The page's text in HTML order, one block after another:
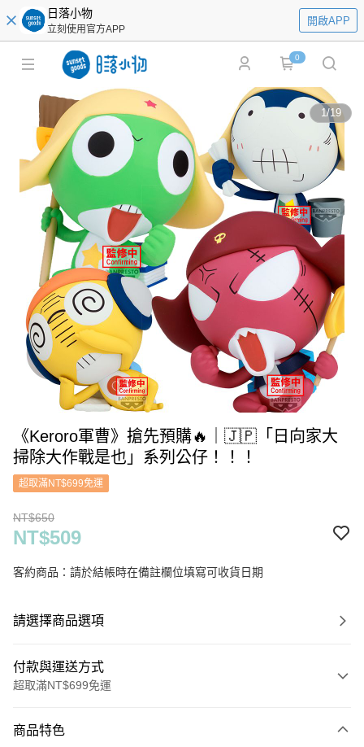
日落小物
立刻使用官方APP
開啟APP
0
1/19
《Keroro軍曹》搶先預購🔥｜🇯🇵「日向家大
掃除大作戰是也」系列公仔！！！
超取滿NT$699免運
NT$650
NT$509
客約商品：請於結帳時在備註欄位填寫可收貨日期
請選擇商品選項
付款與運送方式
超取滿NT$699免運
信用卡一次付款
商品特色